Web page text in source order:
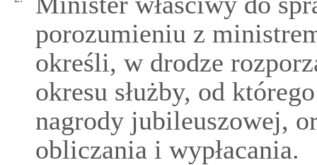
porozumieniu z
określi, w drodze
okresu służby, od
nagrody jubileuszowej,
obliczania i wypłacania.